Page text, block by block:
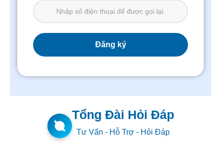
Tổng Đài Hỏi Đáp
Tư Vấn - Hỗ Trợ - Hỏi Đáp